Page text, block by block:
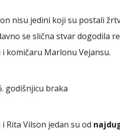
nisu jedini koji su postali
se slična stvar dogodila
i komičaru Marlonu Vejansu.
godišnjicu braka
Rita Vilson jedan su od